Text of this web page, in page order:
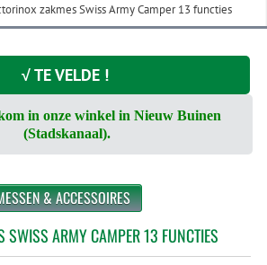
zakmes Swiss Army Camper 13 functies
√ TE VELDE !
in onze winkel in Nieuw Buinen
(Stadskanaal).
& ACCESSOIRES
SWISS ARMY CAMPER 13 FUNCTIES